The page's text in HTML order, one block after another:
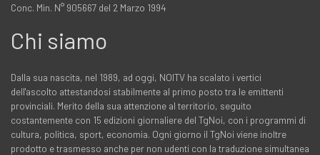
Conc. Min. N° 905667 del 2 Marzo 1994
Chi siamo
Dalla sua nascita, nel 1989, ad oggi, NOITV ha scalato i vertici
dell'ascolto attestandosi stabilmente al primo posto tra le emittenti
provinciali. Merito della sua attenzione al territorio, seguito
costantemente con 15 edizioni giornaliere del TgNoi, con i programmi di
cultura, politica, sport, economia. Ogni giorno il TgNoi viene inoltre
prodotto e trasmesso anche per non udenti con la traduzione simultanea